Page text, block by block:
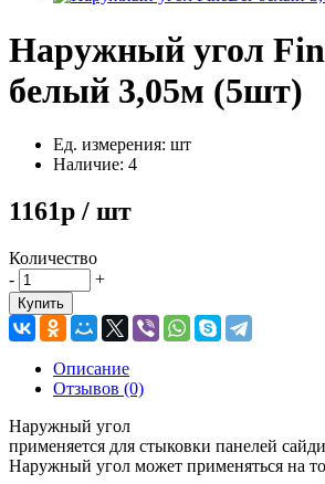
Наружный угол
белый 3,05м (5шт)
Ед. измерения: шт
Наличие: 4
1161р / шт
Количество
-
+
Купить
Описание
Отзывов (0)
Наружный угол
применяется для стыковки панелей
Наружный угол может применяться на